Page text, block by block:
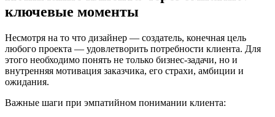
ключевые моменты
Несмотря на то что дизайнер — создатель, конечная цель
любого проекта — удовлетворить потребности клиента. Для
этого необходимо понять не только бизнес-задачи, но и
внутренняя мотивация заказчика, его страхи, амбиции и
ожидания.
Важные шаги при эмпатийном понимании клиента: